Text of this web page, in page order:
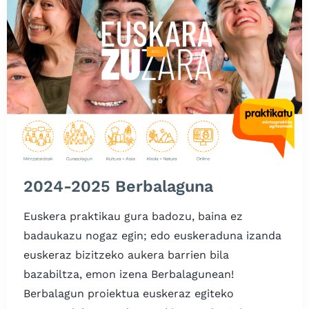
2024-2025 Berbalaguna
Euskera praktikau gura badozu, baina ez
badaukazu nogaz egin; edo euskeraduna izanda
euskeraz bizitzeko aukera barrien bila
bazabiltza, emon izena Berbalagunean!​
Berbalagun proiektua euskeraz egiteko